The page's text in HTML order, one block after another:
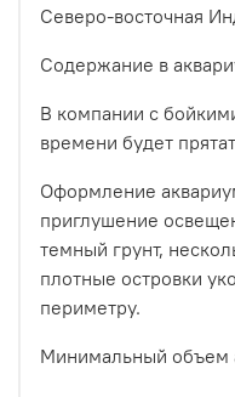
Северо-восточная
Содержание в
В компании с
времени будет
Оформление
приглушение
темный грунт,
плотные островки
периметру.
Минимальный объем